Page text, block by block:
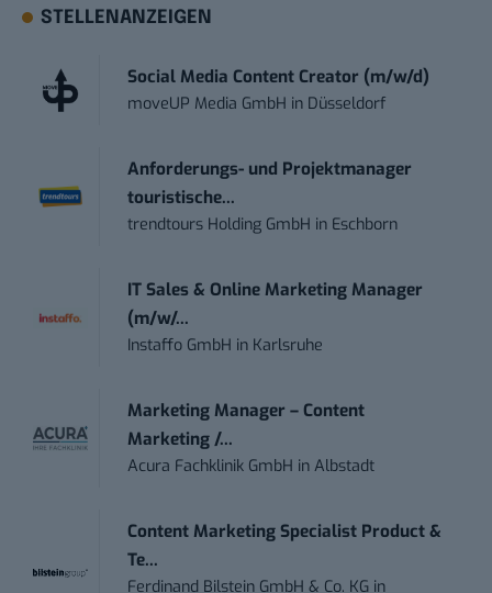
STELLENANZEIGEN
Social Media Content Creator (m/w/d)
moveUP Media GmbH in Düsseldorf
Anforderungs- und Projektmanager
touristische...
trendtours Holding GmbH in Eschborn
IT Sales & Online Marketing Manager
(m/w/...
Instaffo GmbH in Karlsruhe
Marketing Manager – Content
Marketing /...
Acura Fachklinik GmbH inAlbstadt
Content Marketing Specialist Product &
Te...
Ferdinand Bilstein GmbH & Co. KG in